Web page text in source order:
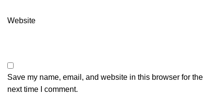
Website
Save my name, email, and website in this browser for the
next time I comment.